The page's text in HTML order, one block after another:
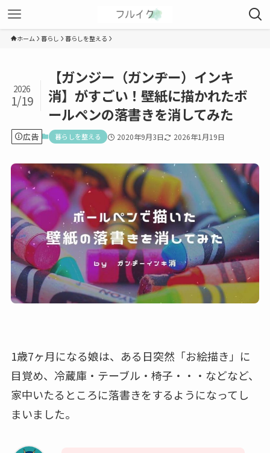
ホーム 暮らし 暮らしを整える
【ガンジー（ガンヂー）インキ
消】がすごい！壁紙に描かれたボ
ールペンの落書きを消してみた
2026
1/19
広告 暮らしを整える 2020年9月3日 2026年1月19日
1歳7ヶ月になる娘は、ある日突然「お絵描き」に
目覚め、冷蔵庫・テーブル・椅子・・・などなど、
家中いたるところに落書きをするようになってし
まいました。